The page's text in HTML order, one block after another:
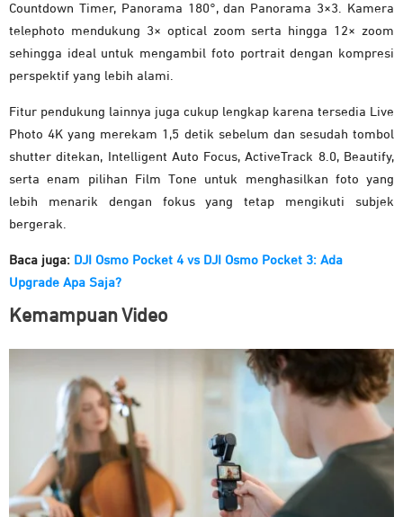
Countdown Timer, Panorama 180°, dan Panorama 3×3. Kamera
telephoto mendukung 3× optical zoom serta hingga 12× zoom
sehingga ideal untuk mengambil foto portrait dengan kompresi
perspektif yang lebih alami.
Fitur pendukung lainnya juga cukup lengkap karena tersedia Live
Photo 4K yang merekam 1,5 detik sebelum dan sesudah tombol
shutter ditekan, Intelligent Auto Focus, ActiveTrack 8.0, Beautify,
serta enam pilihan Film Tone untuk menghasilkan foto yang
lebih menarik dengan fokus yang tetap mengikuti subjek
bergerak.
Baca juga: DJI Osmo Pocket 4 vs DJI Osmo Pocket 3: Ada
Upgrade Apa Saja?
Kemampuan Video